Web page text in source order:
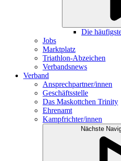
Die
Jobs
Marktplatz
Triathlon-Abzeichen
Verbandsnews
Verband
Ansprechpartner/innen
Geschäftsstelle
Das Maskottchen Trinity
Ehrenamt
Kampfrichter/innen
Nächste